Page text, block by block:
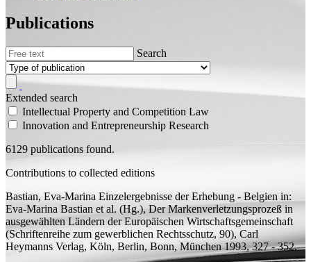
Publications
Search
Extended search
Intellectual Property and Competition Law
Innovation and Entrepreneurship Research
6129 publications found.
Contributions to collected editions
Bastian, Eva-Marina Einzelergebnisse der Erhebung - Belgien in:
Eva-Marina Bastian et al. (Hg.), Der Markenverletzungsprozeß in
ausgewählten Ländern der Europäischen Wirtschaftsgemeinschaft
(Schriftenreihe zum gewerblichen Rechtsschutz, 90), Carl
Heymanns Verlag, Köln, Berlin, Bonn, München 1993, 327 - 352.